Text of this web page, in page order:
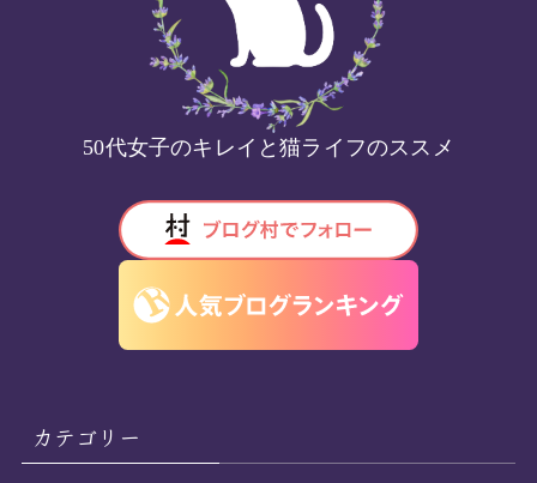
50代女子のキレイと猫ライフのススメ
カテゴリー